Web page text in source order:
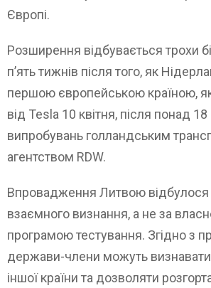
Європі.
Розширення відбувається трохи
п’ять тижнів після того, як
першою європейською країною,
від Tesla 10 квітня, після понад 18
випробувань голландським
агентством RDW.
Впровадження Литвою відбулося
взаємного визнання, а не за
програмою тестування. Згідно з
держави-члени можуть
іншої країни та дозволяти